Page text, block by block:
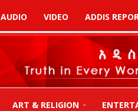
AUDIO VIDEO ADDIS
ART & RELIGION